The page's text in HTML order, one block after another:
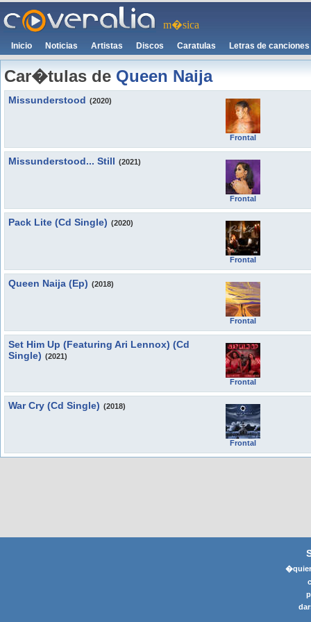
m�sica
Inicio Noticias Artistas Discos Caratulas Letras de canciones
Car�tulas de Queen Naija
Missunderstood (2020)
Frontal
Missunderstood... Still (2021)
Frontal
Pack Lite (Cd Single) (2020)
Frontal
Queen Naija (Ep) (2018)
Frontal
Set Him Up (Featuring Ari Lennox) (Cd
Single) (2021)
Frontal
War Cry (Cd Single) (2018)
Frontal